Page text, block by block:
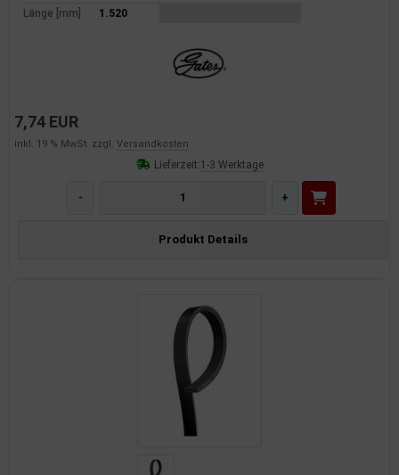
Länge [mm]
1.520
7,74 EUR
inkl. 19 % MwSt. zzgl. Versandkosten
Lieferzeit:1-3 Werktage
- +
Produkt Details